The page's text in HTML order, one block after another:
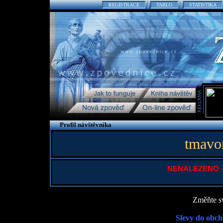
REGISTRACE TABLO STATISTIKA
Profil návštěvníka
NENALEZENO
Změňte
Slevy do